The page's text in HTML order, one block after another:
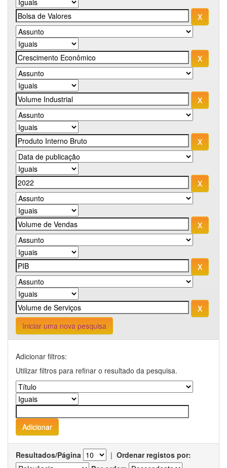
Iniciar uma nova pesquisa
Adicionar filtros:
Utilizar filtros para refinar o resultado da pesquisa.
Resultados/Página | Ordenar registos por: